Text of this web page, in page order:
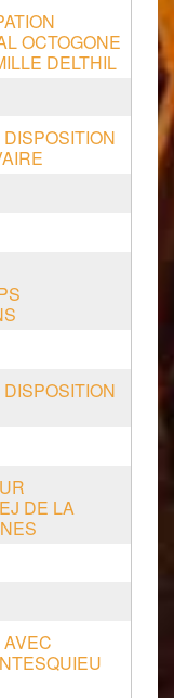
OCTOGONE
DELTHIL
DE LA